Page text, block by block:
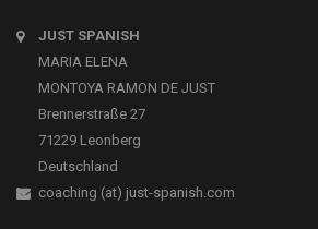
JUST SPANISH
MARIA ELENA
MONTOYA RAMON DE JUST
Brennerstraße 27
71229 Leonberg
Deutschland
coaching (at) just-spanish.com